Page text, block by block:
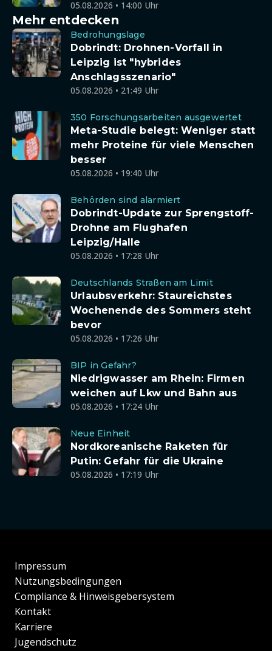
05.08.2026 • 14:00 Uhr
Mehr entdecken
Bedrohungslage
Dobrindt: Drohnen-Vorfall in
Leipzig ist "hybrides
Anschlagsszenario"
05.08.2026 • 21:49 Uhr
350 Forschungsarbeiten ausgewertet
Meta-Studie belegt: Weniger statt
mehr Proteine für viele Menschen
besser
05.08.2026 • 19:40 Uhr
Behörden sind alarmiert
Dobrindt-Update zur Sprengstoff-
Drohne am Flughafen
Leipzig/Halle
05.08.2026 • 17:28 Uhr
Deutschlands Straßen am Limit
Urlaubsverkehr: Staureichstes
Wochenende des Sommers steht
bevor
05.08.2026 • 17:26 Uhr
BIP in Gefahr?
Niedrigwasser am Rhein: Firmen
weichen auf Lkw und Bahn aus
05.08.2026 • 17:24 Uhr
Neue Einheit
Nordkoreanische Raketen für
Putin: Gefahr für die Ukraine
05.08.2026 • 17:19 Uhr
Impressum
Nutzungsbedingungen
Compliance & Hinweisgebersystem
Kontakt
Karriere
Jugendschutz